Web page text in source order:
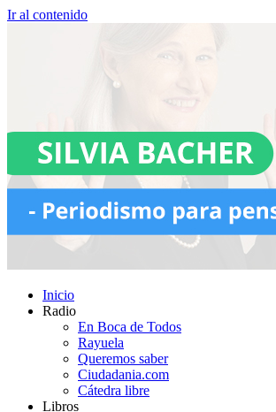
Ir al contenido
Inicio
Radio
En Boca de Todos
Rayuela
Queremos saber
Ciudadania.com
Cátedra libre
Libros